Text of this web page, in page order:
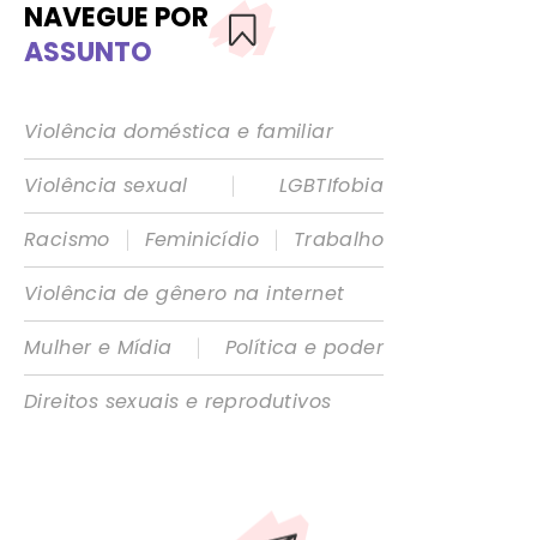
NAVEGUE POR
ASSUNTO
Violência doméstica e familiar
Violência sexual
|
LGBTIfobia
Racismo
| Feminicídio |
Trabalho
Violência de gênero na internet
Mulher e Mídia
|
Política e poder
Direitos sexuais e reprodutivos